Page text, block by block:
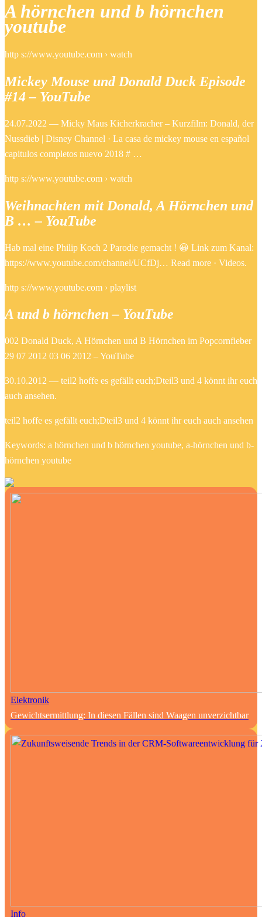
A hörnchen und b hörnchen
youtube
http s://www.youtube.com › watch
Mickey Mouse und Donald Duck Episode
#14 – YouTube
24.07.2022 — Micky Maus Kicherkracher – Kurzfilm: Donald, der
Nussdieb | Disney Channel · La casa de mickey mouse en español
capitulos completos nuevo 2018 # …
http s://www.youtube.com › watch
Weihnachten mit Donald, A Hörnchen und
B … – YouTube
Hab mal eine Philip Koch 2 Parodie gemacht ! 😀 Link zum Kanal:
https://www.youtube.com/channel/UCfDj… Read more · Videos.
http s://www.youtube.com › playlist
A und b hörnchen – YouTube
002 Donald Duck, A Hörnchen und B Hörnchen im Popcornfieber
29 07 2012 03 06 2012 – YouTube
30.10.2012 — teil2 hoffe es gefällt euch;Dteil3 und 4 könnt ihr euch
auch ansehen.
teil2 hoffe es gefällt euch;Dteil3 und 4 könnt ihr euch auch ansehen
Keywords: a hörnchen und b hörnchen youtube, a-hörnchen und b-
hörnchen youtube
Elektronik
Gewichtsermittlung: In diesen Fällen sind Waagen unverzichtbar
Info